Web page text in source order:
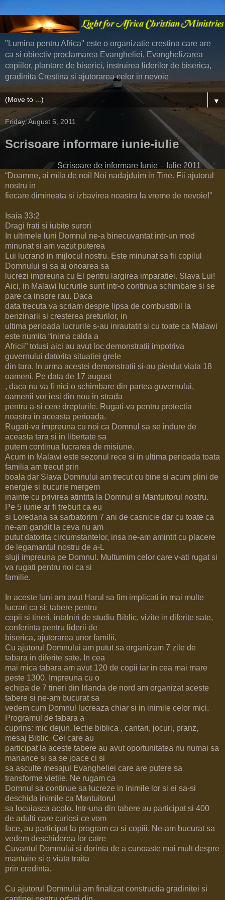
"Lumina pentru Africa" este o organizatie crestina care are
ca si obiectiv proclamarea Evangheliei, Evanghelizarea
copiilor, plantare de biserici, instruirea liderilor de biserica,
gradinita Crestina si ajutorarea celor in nevoie
▼
Friday, August 5, 2011
Scrisoare informare iunie-iulie
Scrisoare de informare Iunie – Iulie 2011
“Doamne, ai mila de noi! Noi nadajduim in Tine. Fii ajutorul
nostru in
fiecare dimineata si izbavirea noastra la vreme de nevoie!”
Isaia 33:2
Dragi frati si iubite surori
In ultimele luni Domnul ne-a binecuvantat intr-un mod
minunat si am vazut puterea
Lui lucrand in mijlocul nostru. Este minunat sa fii copilul
Domnului si sa ai onoarea sa
lucrezi impreuna cu El pentru largirea imparatiei. Slava Lui!
Aici, in Malawi lucrurile sunt intr-o continua schimbare si se
pare ca inspre rau. Daca
data trecuta va scriam despre lipsa de combustibil la
benzinarii si cresterea preturilor, in
ultima perioada lucrurile s-au inrautatit si cu toate ca Malawi
este numita “inima calda a
Africii” totusi aici au avut loc demonstratii impotriva
guvernului datorita situatiei grele
din tara. In urma acestei demonstratii si-au pierdut viata 18
oameni. Pe data de 17 august
, daca nu va fi nici o schimbare din partea guvernului,
oamenii vor iesi din nou in strada
pentru a-si cere drepturile. Rugati-va pentru protectia
noastra in aceasta perioada.
Rugati-va impreuna cu noi ca Domnul sa se indure de
aceasta tara si in libertate sa
putem continua lucrarea de misiune.
Acum in Malawi este sezonul rece si in ultima perioada toata
familia am trecut prin
boala dar Slava Domnului am trecut cu bine si acum plini de
energie si bucurie mergem
inainte cu privirea atintita la Domnul si Mantuitorul nostru.
Pe 5 iunie ar fi trebuit ca eu
si Loredana sa sarbatorim 7 ani de casnicie dar cu toate ca
ne-am gandit la ceva nu am
putut datorita circumstantelor, insa ne-am amintit cu placere
de legamantul nostru de a-L
sluji impreuna pe Domnul. Multumim celor care v-ati rugat si
va rugati pentru noi ca si
familie.
In aceste luni am avut Harul sa fim implicati in mai multe
lucrari ca si: tabere pentru
copii si tineri, intalniri de studiu Biblic, vizite in diferite sate,
conferinta pentru liderii de
biserica, ajutorarea unor familii.
Cu ajutorul Domnului am putut sa organizam 7 zile de
tabara in diferite sate. In cea
mai mica tabara am avut 120 de copii iar in cea mai mare
peste 1300. Impreuna cu o
echipa de 7 tineri din Irlanda de nord am organizat aceste
tabere si ne-am bucurat sa
vedem cum Domnul lucreaza chiar si in inimile celor mici.
Programul de tabara a
cuprins: mic dejun, lectie biblica , cantari, jocuri, pranz,
mesaj Biblic. Cei care au
participat la aceste tabere au avut oportunitatea nu numai sa
manance si sa se joace ci si
sa asculte mesajul Evangheliei care are putere sa
transforme vietile. Ne rugam ca
Domnul sa continue sa lucreze in inimile lor si ei sa-si
deschida inimile ca Mantuitorul
sa locuiasca acolo. Intr-una din tabere au participat si 400
de adulti care curiosi ce vom
face, au participat la program ca si copiii. Ne-am bucurat sa
vedem deschiderea lor catre
Cuvantul Domnului si dorinta de a cunoaste mai mult despre
mantuire si o viata traita
prin credinta.
Cu ajutorul Domnului am finalizat constructia gradinitei si